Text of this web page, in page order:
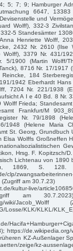
5; 7; 9; Hamburger
6647,
und
Wolff), 332-3
5 Standesämter
Henriette Wolff,
2432 Nr. 2610 (Ilse
Wolff), 3379 Nr. 431/
5/1900 (Martin
8716 Nr. 17/1917
Reincke, 184
1942 Eberhardt
7204 Nr. 221/1938
A I e 40 Bd. 8 Nr.
Wolff Frieda;
Frankfurt/M
Nr. 79/1898
1948 (Helene Maria
St. Georg,
Elsa Wolffs Großneffen
Hrsg. F. Kopitzsch/
Lichtenau von
1869, S. 128.
clp/
am 30.7.23)
kultur-live/
am
wiki/
Losse/KLK/KLKL/
https://de.wikipedia.org/
KZ-Außenlager
zeige/kz-